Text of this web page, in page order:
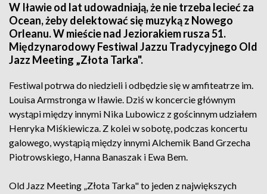
W Iławie od lat udowadniają, że nie trzeba lecieć za
Ocean, żeby delektować się muzyką z Nowego
Orleanu. W mieście nad Jeziorakiem rusza 51.
Międzynarodowy Festiwal Jazzu Tradycyjnego Old
Jazz Meeting „Złota Tarka".
Festiwal potrwa do niedzieli i odbędzie się w amfiteatrze im.
Louisa Armstronga w Iławie. Dziś w koncercie głównym
wystąpi między innymi Nika Lubowicz z gościnnym udziałem
Henryka Miśkiewicza. Z kolei w sobotę, podczas koncertu
galowego, wystąpią między innymi Alchemik Band Grzecha
Piotrowskiego, Hanna Banaszak i Ewa Bem.
Old Jazz Meeting „Złota Tarka" to jeden z największych